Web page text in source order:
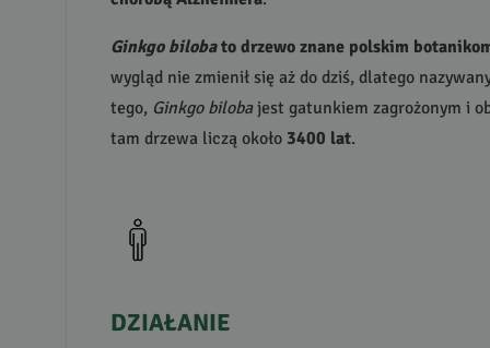
Ginkgo bilobato drzewo znane polskim
wygląd nie zmienił się aż do dziś, dlatego
tego, Ginkgo bilobajest gatunkiem zagrożonym i
tam drzewa liczą około 3400 lat.
DZIAŁANIE